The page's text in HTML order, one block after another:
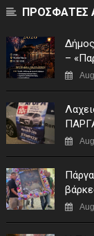
ΠΡΟΣΦΑΤΕΣ
–